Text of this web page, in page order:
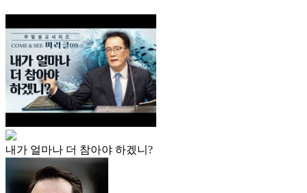
내가 얼마나 더 참아야 하겠니?